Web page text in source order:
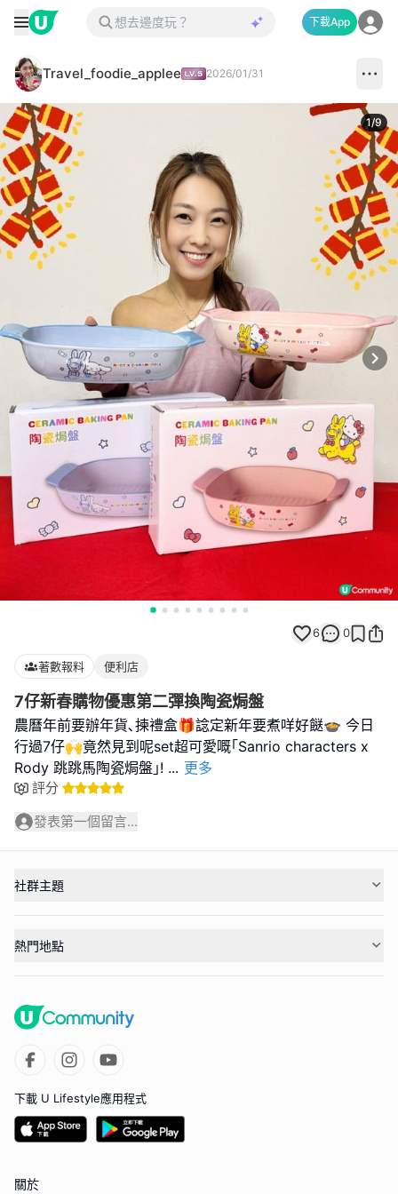
下載App
Travel_foodie_applee 2026/01/31
1/9
6 0
著數報料 便利店
7仔新春購物優惠第二彈換陶瓷焗盤
農曆年前要辦年貨､揀禮盒🎁諗定新年要煮咩好餸🍲 今日
行過7仔🙌竟然見到呢set超可愛嘅｢Sanrio characters x
Rody 跳跳馬陶瓷焗盤｣! ... 更多
評分
發表第一個留言...
社群主題
熱門地點
下載 U Lifestyle應用程式
關於